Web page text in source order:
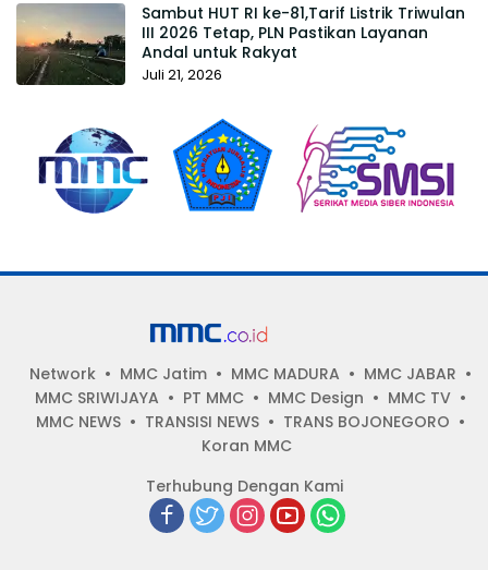
Sambut HUT RI ke-81,Tarif Listrik Triwulan
III 2026 Tetap, PLN Pastikan Layanan
Andal untuk Rakyat
Juli 21, 2026
Network MMC Jatim MMC MADURA
MMC JABAR
MMC SRIWIJAYA
PT MMC MMC Design
MMC TV
MMC NEWS
TRANSISI NEWS
TRANS BOJONEGORO
Koran MMC
Terhubung Dengan Kami